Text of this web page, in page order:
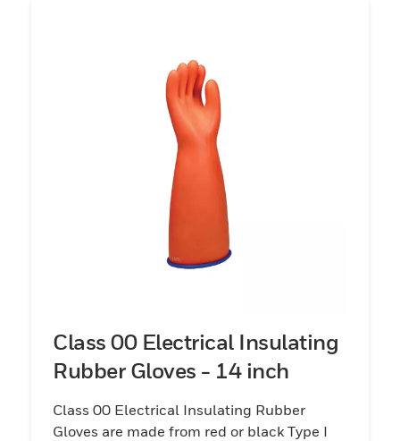
Class 00 Electrical Insulating
Rubber Gloves - 14 inch
Class 00 Electrical Insulating Rubber
Gloves are made from red or black Type I